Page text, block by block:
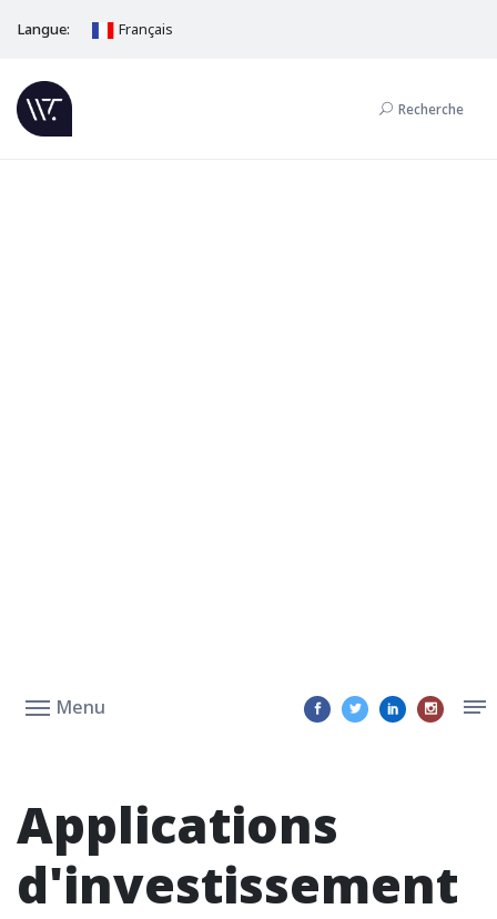
Langue: Français
Recherche
Menu
Applications
d'investissement